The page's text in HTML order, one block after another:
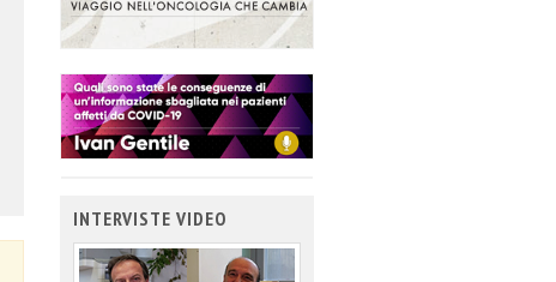
INTERVISTE VIDEO